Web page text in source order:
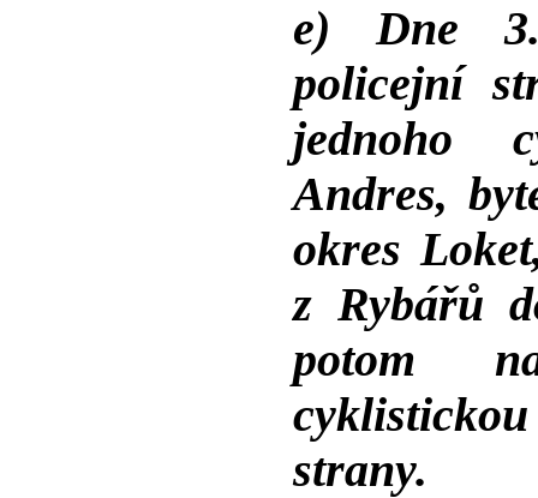
e) Dne
policejní
jednoho
Andres,
okres
z Rybářů
potom
strany.